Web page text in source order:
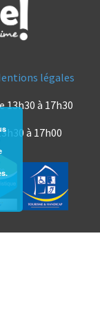
légales
13h30 à 17h30
à 17h00